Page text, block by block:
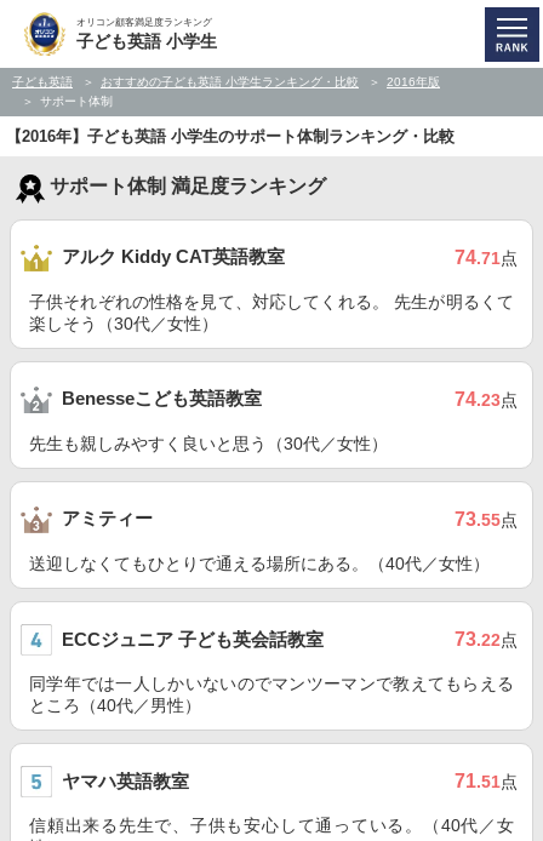
オリコン顧客満足度ランキング
子ども英語 小学生
子ども英語 おすすめの子ども英語 小学生ランキング・比較
2016年版
サポート体制
【2016年】子ども英語 小学生のサポート体制ランキング・比較
サポート体制 満足度ランキング
アルク Kiddy CAT英語教室 74.71点
子供それぞれの性格を見て、対応してくれる。 先生が明るくて
楽しそう（30代／女性）
Benesseこども英語教室 74.23点
先生も親しみやすく良いと思う（30代／女性）
アミティー 73.55点
送迎しなくてもひとりで通える場所にある。（40代／女性）
ECCジュニア 子ども英会話教室 73.22点
同学年では一人しかいないのでマンツーマンで教えてもらえる
ところ（40代／男性）
ヤマハ英語教室 71.51点
信頼出来る先生で、子供も安心して通っている。（40代／女